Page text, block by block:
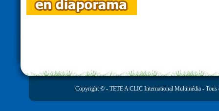
Copyright © - TETE A CLIC International Multimédia - Tous